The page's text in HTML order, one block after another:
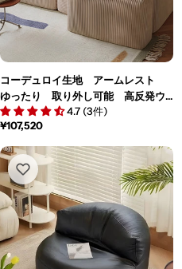
コーデュロイ生地 アームレスト
ゆったり 取り外し可能 高反発ウ
レタン 天然木フレーム ソファ
モジュラーソファ 組み合わせ 使
い勝手 快適 BSF-M182
4.7 (3件)
通
価
格
¥107,520